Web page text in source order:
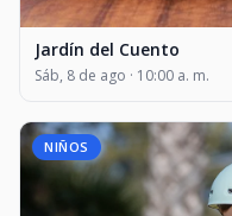
Jardín del Cuento
Sáb, 8 de ago · 10:00 a. m.
NIÑOS